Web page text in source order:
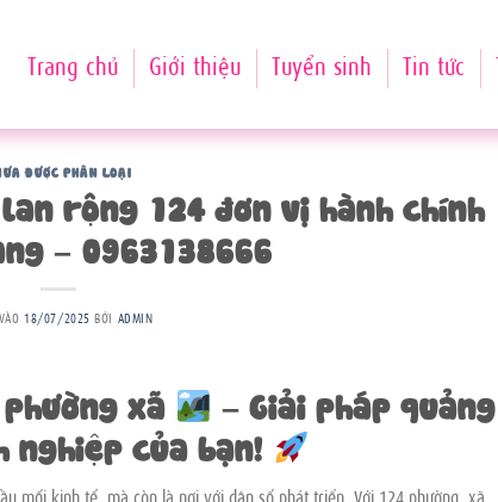
Trang chủ Giới thiệu Tuyển sinh Tin tức
ĐƯỢC PHÂN LOẠI
rộng 124 đơn vị hành chính
– 0963138666
18/07/2025 BỞI ADMIN
xã
– Giải pháp quảng
nghiệp của bạn!
mối kinh tế, mà còn là nơi với dân số phát triển. Với 124 phường, xã,